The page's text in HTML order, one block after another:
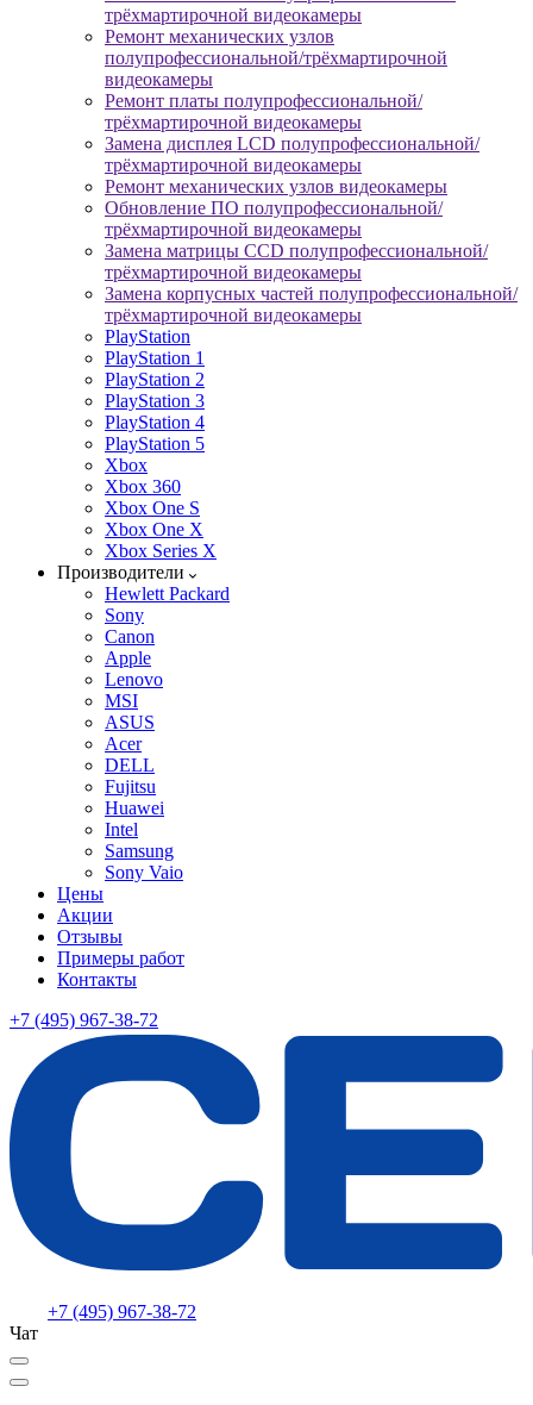
трёхмартирочной видеокамеры
Ремонт механических узлов
полупрофессиональной/трёхмартирочной
видеокамеры
Ремонт платы полупрофессиональной/
трёхмартирочной видеокамеры
Замена дисплея LCD полупрофессиональной/
трёхмартирочной видеокамеры
Ремонт механических узлов видеокамеры
Обновление ПО полупрофессиональной/
трёхмартирочной видеокамеры
Замена матрицы CCD полупрофессиональной/
трёхмартирочной видеокамеры
Замена корпусных частей полупрофессиональной/
трёхмартирочной видеокамеры
PlayStation
PlayStation 1
PlayStation 2
PlayStation 3
PlayStation 4
PlayStation 5
Xbox
Xbox 360
Xbox One S
Xbox One X
Xbox Series X
Производители
Hewlett Packard
Sony
Canon
Apple
Lenovo
MSI
ASUS
Acer
DELL
Fujitsu
Huawei
Intel
Samsung
Sony Vaio
Цены
Акции
Отзывы
Примеры работ
Контакты
+7 (495) 967-38-72
+7 (495) 967-38-72
Чат